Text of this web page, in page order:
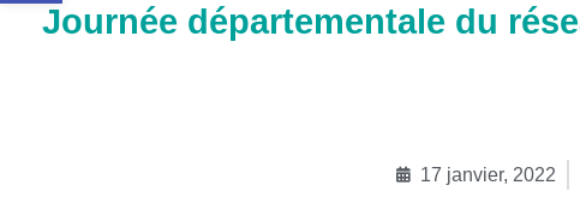
Journée départementale du
17 janvier, 2022